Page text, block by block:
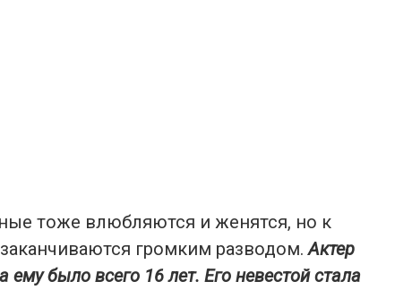
тоже влюбляются и женятся, но к
громким разводом.Актер
было всего 16 лет. Его невестой стала